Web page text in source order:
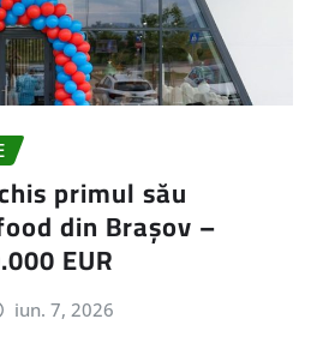
primul său
din Brașov –
EUR
iun. 7, 2026